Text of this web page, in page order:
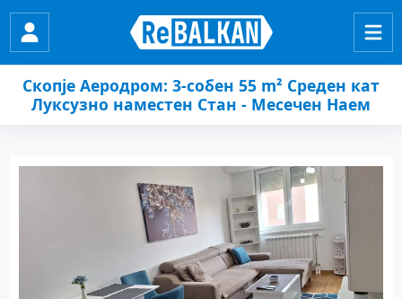
Скопје Аеродром: 3-собен 55 m² Среден кат
Луксузно наместен Стан - Месечен Наем